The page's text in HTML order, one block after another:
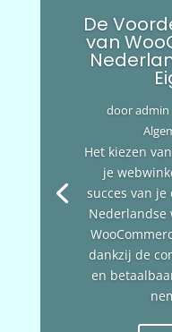
De
van
dooradmin
Het kiezen
je
succes van
Nederlandse
dankzij de
en